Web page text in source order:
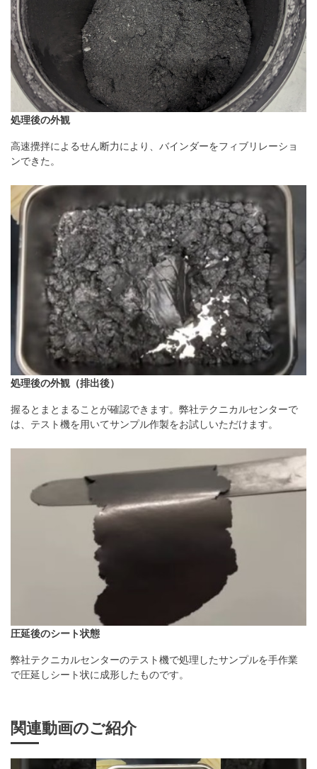
処理後の外観
⾼速攪拌によるせん断⼒により、バインダーをフィブリレーショ
ンできた。
処理後の外観（排出後）
握るとまとまることが確認できます。弊社テクニカルセンターで
は、テスト機を⽤いてサンプル作製をお試しいただけます。
圧延後のシート状態
弊社テクニカルセンターのテスト機で処理したサンプルを⼿作業
で圧延しシート状に成形したものです。
関連動画のご紹介